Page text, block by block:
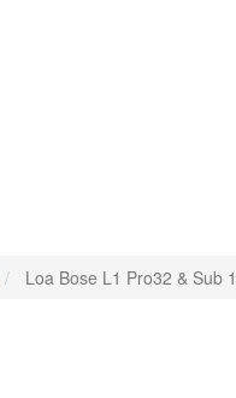
Loa Bose L1 Pro32 & Sub 1